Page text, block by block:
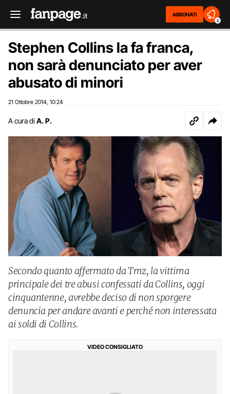
ABBONATI
2
Stephen Collins la fa franca,
non sarà denunciato per aver
abusato di minori
21 Ottobre 2014 10:24
A cura di A. P.
Secondo quanto affermato da Tmz, la vittima
principale dei tre abusi confessati da Collins, oggi
cinquantenne, avrebbe deciso di non sporgere
denuncia per andare avanti e perché non interessata
ai soldi di Collins.
VIDEO CONSIGLIATO